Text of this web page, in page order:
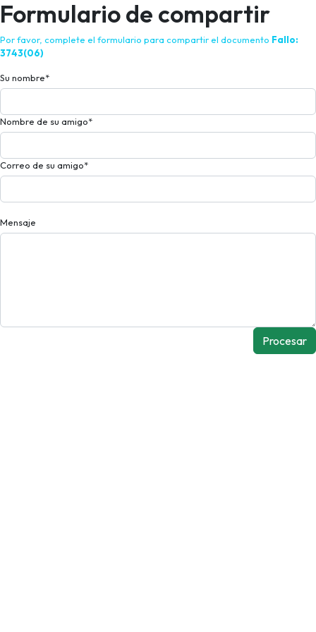
Formulario de compartir
Por favor, complete el formulario para compartir el documento Fallo:
3743(06)
Su nombre*
Nombre de su amigo*
Correo de su amigo*
Mensaje